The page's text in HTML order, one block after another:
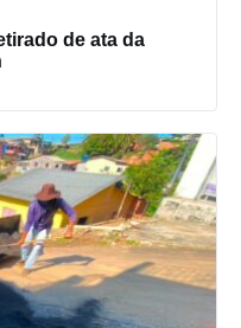
de ata da